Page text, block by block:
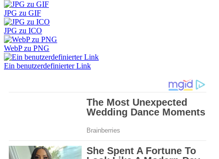
JPG zu GIF
JPG zu ICO
WebP zu PNG
Ein benutzerdefinierter Link